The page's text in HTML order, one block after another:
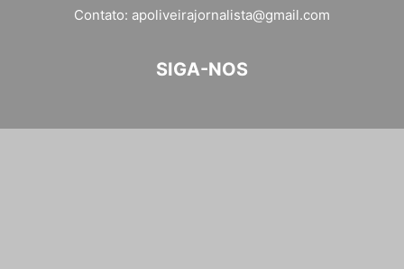
Contato: apoliveirajornalista@gmail.com
SIGA-NOS